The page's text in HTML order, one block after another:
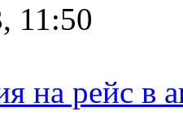
11:50
на рейс в